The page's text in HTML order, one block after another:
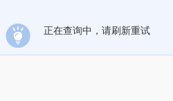
正在查询中，请刷新重试